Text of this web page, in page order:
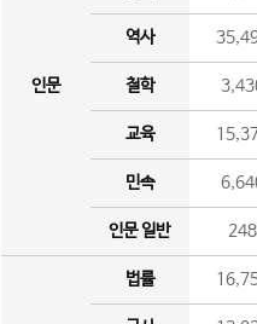
인문
역사
철학
교육
민속
인문 일반 248
법률